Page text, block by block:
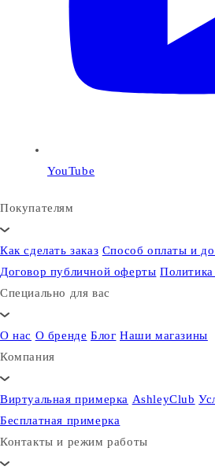
YouTube
Покупателям
Как сделать заказ Способ оплаты и
Договор публичной оферты
Специально для вас
О нас О бренде Блог Наши магазины
Компания
Виртуальная примерка AshleyClub
Бесплатная примерка
Контакты и режим работы